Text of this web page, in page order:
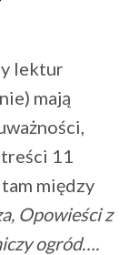
lektur
mają
11
między
Opowieści z
ogród….